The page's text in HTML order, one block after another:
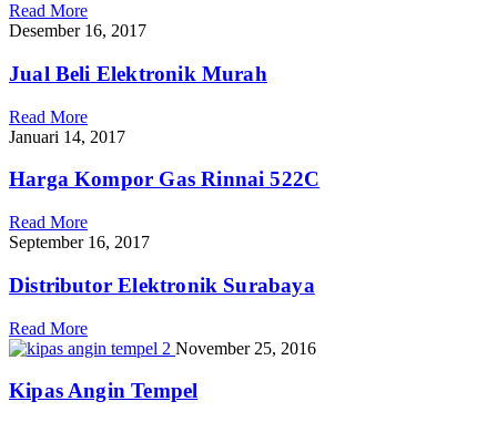
Read More
Desember 16, 2017
Jual Beli Elektronik Murah
Read More
Januari 14, 2017
Harga Kompor Gas Rinnai 522C
Read More
September 16, 2017
Distributor Elektronik Surabaya
Read More
November 25, 2016
Kipas Angin Tempel